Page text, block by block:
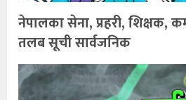
नेपालका सेना, प्रहरी, शिक्षक,
तलब सूची सार्वजनिक